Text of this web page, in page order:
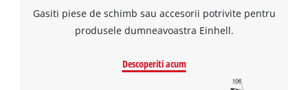
Gasiti piese de schimb sau accesorii potrivite pentru
produsele dumneavoastra Einhell.
Descoperiti acum